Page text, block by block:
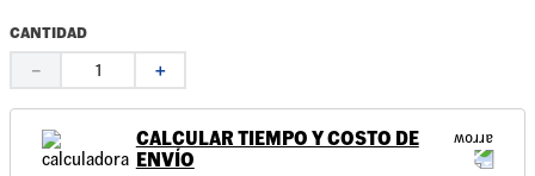
CANTIDAD
＋
－
CALCULAR TIEMPO Y COSTO DE
ENVÍO